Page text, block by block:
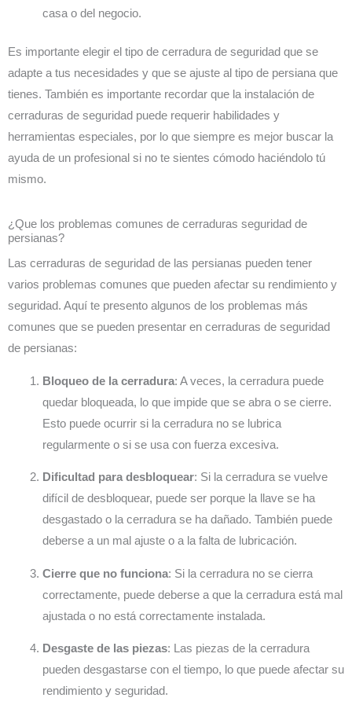
casa o del negocio.
Es importante elegir el tipo de cerradura de seguridad que se
adapte a tus necesidades y que se ajuste al tipo de persiana que
tienes. También es importante recordar que la instalación de
cerraduras de seguridad puede requerir habilidades y
herramientas especiales, por lo que siempre es mejor buscar la
ayuda de un profesional si no te sientes cómodo haciéndolo tú
mismo.
¿Que los problemas comunes de cerraduras seguridad de
persianas?
Las cerraduras de seguridad de las persianas pueden tener
varios problemas comunes que pueden afectar su rendimiento y
seguridad. Aquí te presento algunos de los problemas más
comunes que se pueden presentar en cerraduras de seguridad
de persianas:
Bloqueo de la cerradura: A veces, la cerradura puede
quedar bloqueada, lo que impide que se abra o se cierre.
Esto puede ocurrir si la cerradura no se lubrica
regularmente o si se usa con fuerza excesiva.
Dificultad para desbloquear: Si la cerradura se vuelve
difícil de desbloquear, puede ser porque la llave se ha
desgastado o la cerradura se ha dañado. También puede
deberse a un mal ajuste o a la falta de lubricación.
Cierre que no funciona: Si la cerradura no se cierra
correctamente, puede deberse a que la cerradura está mal
ajustada o no está correctamente instalada.
Desgaste de las piezas: Las piezas de la cerradura
pueden desgastarse con el tiempo, lo que puede afectar su
rendimiento y seguridad.